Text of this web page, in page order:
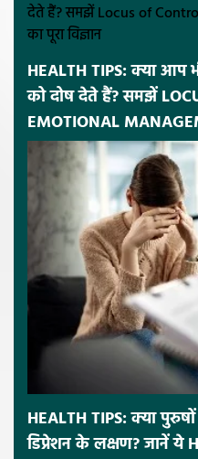
HEALTH TIPS: क्या आप
को दोष देते हैं? समझें
EMOTIONAL
HEALTH TIPS: क्या
डिप्रेशन के लक्षण? जानें ये